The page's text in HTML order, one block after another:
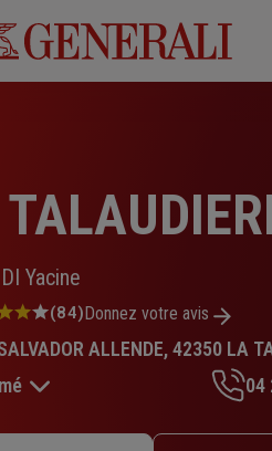
Yacine
(84)Donnez votre avis
ALLENDE, 42350 LA
04